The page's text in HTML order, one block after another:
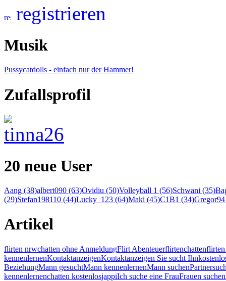
registrieren
Musik
Pussycatdolls - einfach nur der Hammer!
Zufallsprofil
20 neue User
Aang (38)albert090 (63)Ovidiu (50)Volleyball 1 (56)Schwani (35)
(29)Stefan198110 (44)Lucky_123 (64)Maki (45)C1B1 (34)
Artikel
flirten nrwchatten ohne AnmeldungFlirt Abenteuerflirtenchattenflirten
kennenlernenKontaktanzeigenKontaktanzeigen Sie sucht Ihn
BeziehungMann gesuchtMann kennenlernenMann suchen
kennenlernenchatten kostenlosjappiIch suche eine FrauFrauen suchen